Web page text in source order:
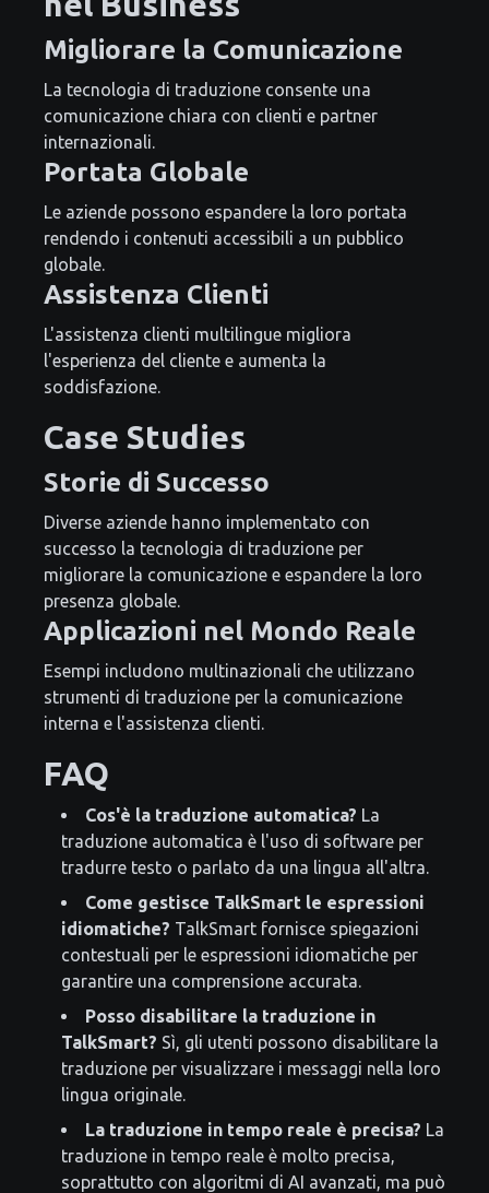
Migliorare la Comunicazione
La tecnologia di traduzione consente una
comunicazione chiara con clienti e partner
internazionali.
Portata Globale
Le aziende possono espandere la loro portata
rendendo i contenuti accessibili a un pubblico
globale.
Assistenza Clienti
L'assistenza clienti multilingue migliora
l'esperienza del cliente e aumenta la
soddisfazione.
Case Studies
Storie di Successo
Diverse aziende hanno implementato con
successo la tecnologia di traduzione per
migliorare la comunicazione e espandere la loro
presenza globale.
Applicazioni nel Mondo Reale
Esempi includono multinazionali che utilizzano
strumenti di traduzione per la comunicazione
interna e l'assistenza clienti.
FAQ
Cos'è la traduzione automatica? La
traduzione automatica è l'uso di software per
tradurre testo o parlato da una lingua all'altra.
Come gestisce TalkSmart le espressioni
idiomatiche? TalkSmart fornisce spiegazioni
contestuali per le espressioni idiomatiche per
garantire una comprensione accurata.
Posso disabilitare la traduzione in
TalkSmart? Sì, gli utenti possono disabilitare la
traduzione per visualizzare i messaggi nella loro
lingua originale.
La traduzione in tempo reale è precisa? La
traduzione in tempo reale è molto precisa,
soprattutto con algoritmi di AI avanzati, ma può